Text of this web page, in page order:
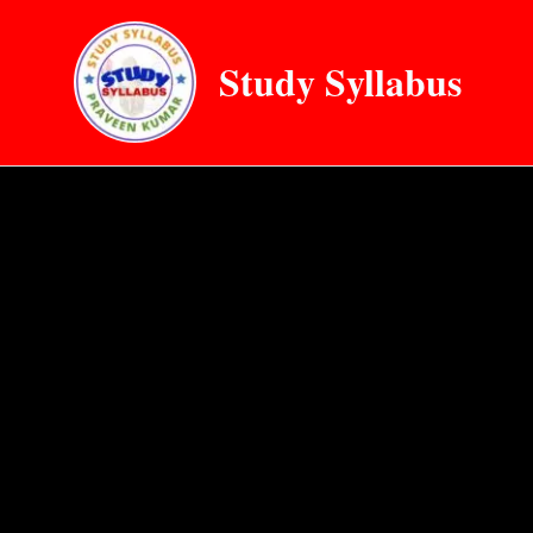
Study Syllabus